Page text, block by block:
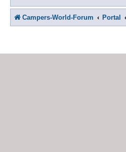
Campers-World-Forum Portal